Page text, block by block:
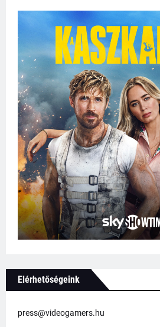
Elérhetőségeink
press@videogamers.hu